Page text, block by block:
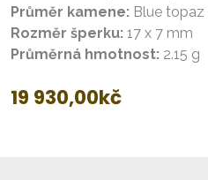
Průměr kamene: Blue topaz
Rozměr šperku: 17 x 7 mm
Průměrná hmotnost: 2.15 g
19 930,00kč